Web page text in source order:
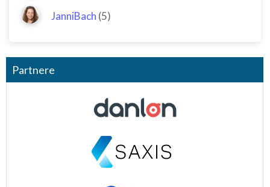
JanniBach (5)
Partnere